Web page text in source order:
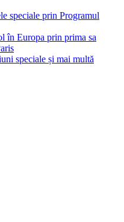
speciale prin Programul
în Europa prin prima sa
speciale și mai multă